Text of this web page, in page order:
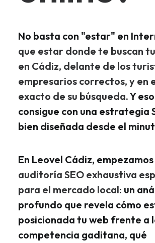
No basta con "estar" en
que estar donde te buscan
en Cádiz, delante de los
empresarios correctos, y en
exacto de su búsqueda. Y
consigue con una estrategia
bien diseñada desde el
En Leovel Cádiz,
auditoría SEO exhaustiva
para el mercado local: un
profundo que revela cómo
posicionada tu web frente a
competencia gaditana, qué